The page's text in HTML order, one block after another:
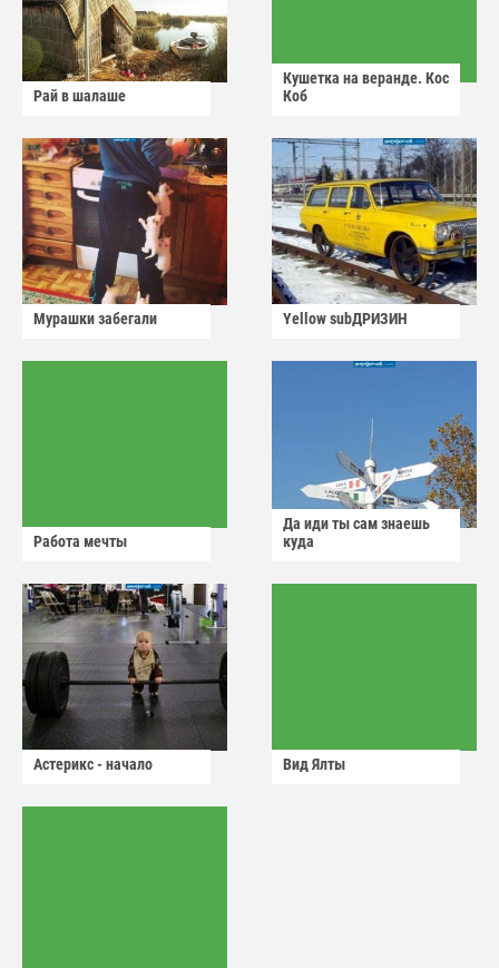
Рай в шалаше
Кушетка на веранде. Кос
Коб
Мурашки забегали Yellow subДРИЗИН
Работа мечты
Да иди ты сам знаешь
куда
Астерикс - начало Вид Ялты